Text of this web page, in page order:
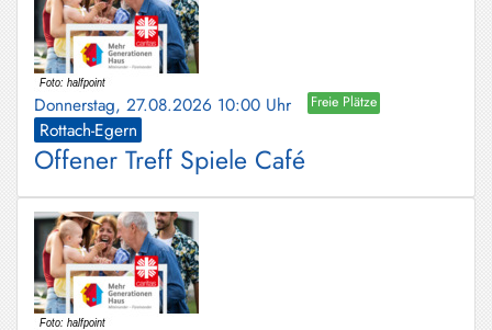
Donnerstag, 27.08.2026 10:00 Uhr Freie Plätze
Rottach-Egern
Offener Treff Spiele Café